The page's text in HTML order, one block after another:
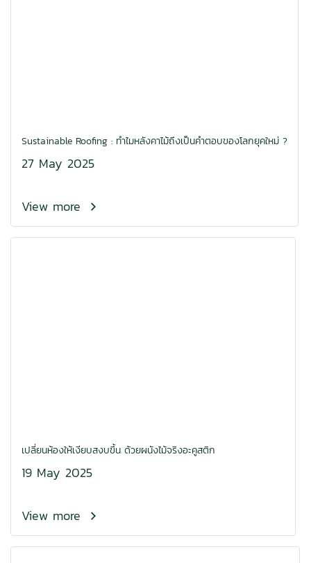
Sustainable Roofing : ทำไมหลังคาไม้ถึงเป็นคำตอบของโลกยุคใหม่ ?
27 May 2025
View more
เปลี่ยนห้องให้เงียบสงบขึ้น ด้วยผนังไม้จริงอะคูสติก
19 May 2025
View more